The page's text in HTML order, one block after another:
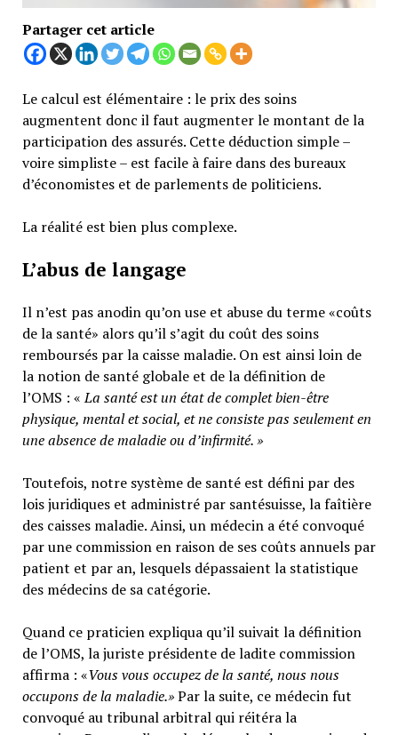
Partager cet article
Le calcul est élémentaire : le prix des soins
augmentent donc il faut augmenter le montant de la
participation des assurés. Cette déduction simple –
voire simpliste – est facile à faire dans des bureaux
d’économistes et de parlements de politiciens.
La réalité est bien plus complexe.
L’abus de langage
Il n’est pas anodin qu’on use et abuse du terme «coûts
de la santé» alors qu’il s’agit du coût des soins
remboursés par la caisse maladie. On est ainsi loin de
la notion de santé globale et de la définition de
l’OMS : «La santé est un état de complet bien-être
physique, mental et social, et ne consiste pas seulement en
une absence de maladie ou d’infirmité.»
Toutefois, notre système de santé est défini par des
lois juridiques et administré par santésuisse, la faîtière
des caisses maladie. Ainsi, un médecin a été convoqué
par une commission en raison de ses coûts annuels par
patient et par an, lesquels dépassaient la statistique
des médecins de sa catégorie.
Quand ce praticien expliqua qu’il suivait la définition
de l’OMS, la juriste présidente de ladite commission
affirma : «Vous vous occupez de la santé, nous nous
occupons de la maladie.»Par la suite, ce médecin fut
convoqué au tribunal arbitral qui réitéra la